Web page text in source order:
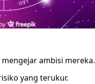
ambisi mereka.
yang terukur.